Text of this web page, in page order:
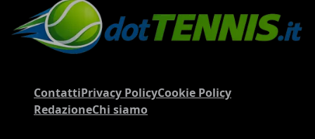
ContattiPrivacy PolicyCookie Policy
RedazioneChi siamo